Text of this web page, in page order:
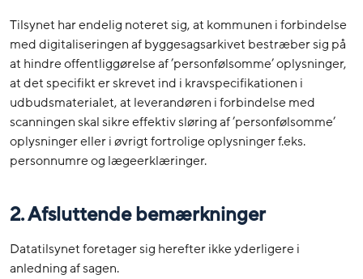
Tilsynet har endelig noteret sig, at kommunen i forbindelse
med digitaliseringen af byggesagsarkivet bestræber sig på
at hindre offentliggørelse af ’personfølsomme’ oplysninger,
at det specifikt er skrevet ind i kravspecifikationen i
udbudsmaterialet, at leverandøren i forbindelse med
scanningen skal sikre effektiv sløring af ’personfølsomme’
oplysninger eller i øvrigt fortrolige oplysninger f.eks.
personnumre og lægeerklæringer.
2. Afsluttende bemærkninger
Datatilsynet foretager sig herefter ikke yderligere i
anledning af sagen.